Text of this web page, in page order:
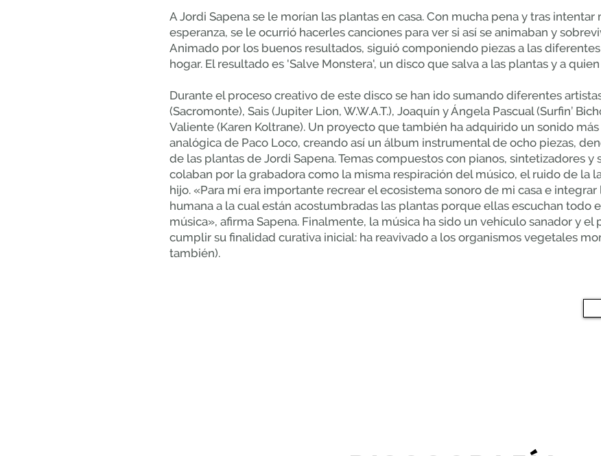
A Jordi Sapena se le morían las plantas en casa. Con mucha pena y tras
esperanza, se le ocurrió hacerles canciones para ver si así se animaban y
Animado por los buenos resultados, siguió componiendo piezas a las
hogar. El resultado es 'Salve Monstera', un disco que salva a las plantas y a quien
Durante el proceso creativo de este disco se han ido sumando diferentes
(Sacromonte), Sais (Jupiter Lion, W.W.A.T.), Joaquín y Ángela Pascual (Surfin’
Valiente (Karen Koltrane). Un proyecto que también ha adquirido un sonido
analógica de Paco Loco, creando así un álbum instrumental de ocho piezas,
de las plantas de Jordi Sapena. Temas compuestos con pianos, sintetizadores y
colaban por la grabadora como la misma respiración del músico, el ruido de la
hijo. «Para mí era importante recrear el ecosistema sonoro de mi casa e
humana a la cual están acostumbradas las plantas porque ellas escuchan todo
música», afirma Sapena. Finalmente, la música ha sido un vehículo sanador y
cumplir su finalidad curativa inicial: ha reavivado a los organismos vegetales
también).